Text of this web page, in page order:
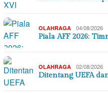
OLAHRAGA 04/08/2026
Piala AFF 2026:
OLAHRAGA 02/08/2026
Ditentang UEFA